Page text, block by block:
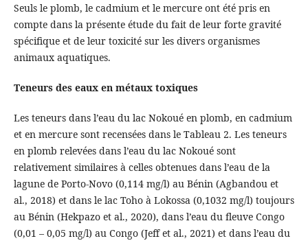
Seuls le plomb, le cadmium et le mercure ont été pris en
compte dans la présente étude du fait de leur forte gravité
spécifique et de leur toxicité sur les divers organismes
animaux aquatiques.
Teneurs des eaux en métaux toxiques
Les teneurs dans l’eau du lac Nokoué en plomb, en cadmium
et en mercure sont recensées dans le Tableau 2. Les teneurs
en plomb relevées dans l’eau du lac Nokoué sont
relativement similaires à celles obtenues dans l’eau de la
lagune de Porto-Novo (0,114 mg/l) au Bénin (Agbandou et
al., 2018) et dans le lac Toho à Lokossa (0,1032 mg/l) toujours
au Bénin (Hekpazo et al., 2020), dans l’eau du fleuve Congo
(0,01 – 0,05 mg/l) au Congo (Jeff et al., 2021) et dans l’eau du